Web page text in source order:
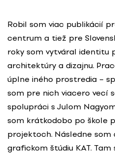
Robil som viac publikácií
centrum a tiež pre
roky som vytváral identitu
architektúry a dizajnu.
úplne iného prostredia –
som pre nich viacero vecí
spolupráci s Julom
som krátkodobo po škole
projektoch. Následne som
grafickom štúdiu KAT.